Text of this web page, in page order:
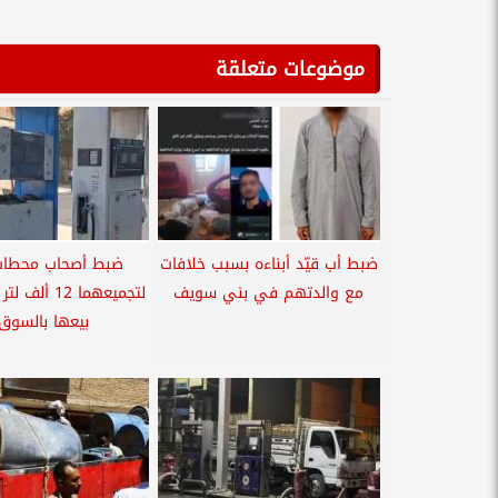
موضوعات متعلقة
ضبط أب قيّد أبناءه بسبب خلافات
مع والدتهم في بني سويف
ضبط أصحاب
لتجميعهما
بيعها